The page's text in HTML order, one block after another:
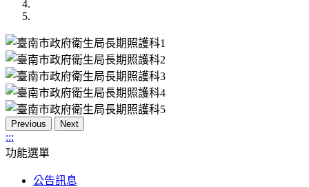
Previous Next
:::
功能選單
公告訊息